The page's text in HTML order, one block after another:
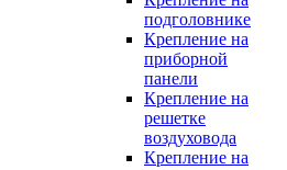
подголовнике
Крепление на
приборной
панели
Крепление на
решетке
воздуховода
Крепление на